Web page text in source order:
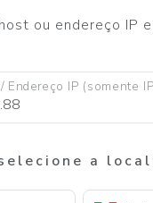
ou endereço IP
Endereço IP (somente
a